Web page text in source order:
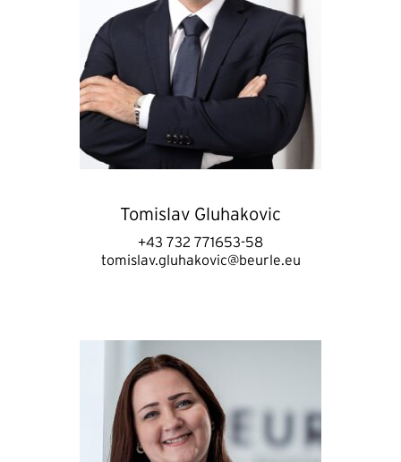
Tomislav Gluhakovic
+43 732 771653-58
tomislav.gluhakovic@beurle.eu